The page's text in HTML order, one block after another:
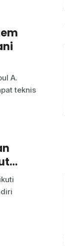
A.
teknis